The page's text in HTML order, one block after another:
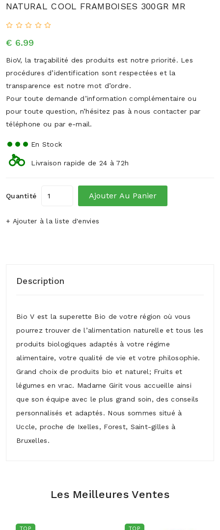
NATURAL COOL FRAMBOISES 300GR MR
€ 6.99
BioV, la traçabilité des produits est notre priorité. Les
procédures d’identification sont respectées et la
transparence est notre mot d’ordre.
Pour toute demande d’information complémentaire ou
pour toute question, n’hésitez pas à nous contacter par
téléphone ou par e-mail.
En Stock
Livraison rapide de 24 à 72h
Quantité Ajouter Au Panier
+ Ajouter à la liste d'envies
Description
Bio V est la superette Bio de votre région où vous
pourrez trouver de l’alimentation naturelle et tous les
produits biologiques adaptés à votre régime
alimentaire, votre qualité de vie et votre philosophie.
Grand choix de produits bio et naturel; Fruits et
légumes en vrac. Madame Girit vous accueille ainsi
que son équipe avec le plus grand soin, des conseils
personnalisés et adaptés. Nous sommes situé à
Uccle, proche de Ixelles, Forest, Saint-gilles à
Bruxelles.
Les Meilleures Ventes
TOP TOP